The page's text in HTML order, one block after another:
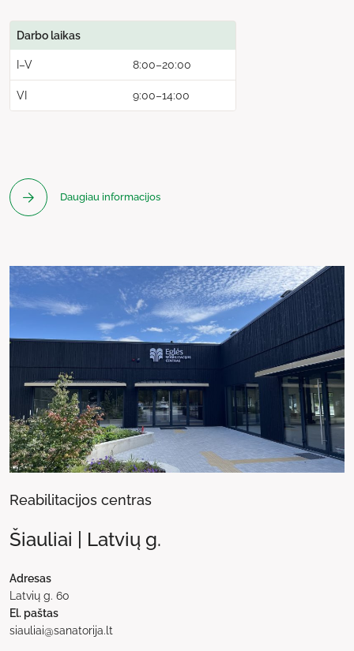
Darbo laikas
I–V 8:00–20:00
VI 9:00–14:00
Daugiau informacijos
Reabilitacijos centras
Šiauliai | Latvių g.
Adresas
Latvių g. 60
El. paštas
siauliai@sanatorija.lt